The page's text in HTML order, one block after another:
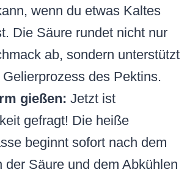
wenn du etwas Kaltes
Die Säure rundet nicht nur
ab, sondern unterstützt
des Pektins.
gießen: Jetzt ist
gefragt! Die heiße
beginnt sofort nach dem
der Säure und dem Abkühlen